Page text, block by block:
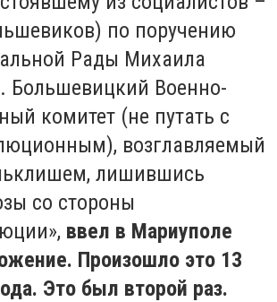
по поручению
Рады Михаила
Большевицкий Военно-
комитет (не путать с
возглавляемый
лишившись
со стороны
ввел в Мариуполе
Произошло это 13
Это был второй раз.